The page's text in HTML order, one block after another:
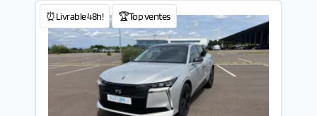
⏰Livrable 48h! 🏆Top ventes